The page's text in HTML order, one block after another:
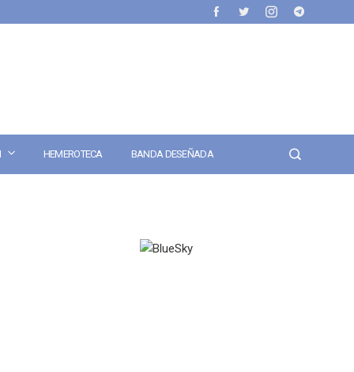
HEMEROTECA BANDA DESEÑADA